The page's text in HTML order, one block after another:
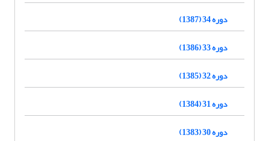
دوره 34 (1387)
دوره 33 (1386)
دوره 32 (1385)
دوره 31 (1384)
دوره 30 (1383)